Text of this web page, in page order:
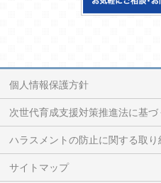
個人情報保護方針
次世代育成支援対策推進法に基
ハラスメントの防止に関する取り
サイトマップ